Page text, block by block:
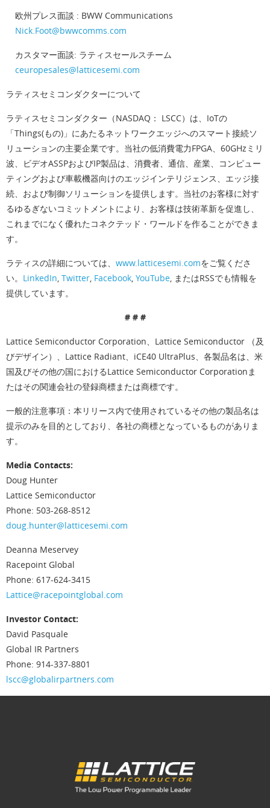
欧州プレス面談 : BWW Communications
Nick.Foot@bwwcomms.com
カスタマー面談: ラティスセールスチーム
ceuropesales@latticesemi.com
ラティスセミコンダクターについて
ラティスセミコンダクター（NASDAQ： LSCC）は、IoTの
「Things(もの)」にあたるネットワークエッジへのスマート接続ソ
リューションの主要企業です。当社の低消費電力FPGA、60GHzミリ
波、ビデオASSPおよびIP製品は、消費者、通信、産業、コンピュー
ティングおよび車載機器向けのエッジインテリジェンス、エッジ接
続、および制御ソリューションを提供します。当社のお客様に対す
るゆるぎないコミットメントにより、お客様は技術革新を促進し、
これまでになく優れたコネクテッド・ワールドを作ることができま
す。
ラティスの詳細については、 www.latticesemi.comをご覧くださ
い。 LinkedIn, Twitter, Facebook, YouTube, またはRSSでも情報を
提供しています。
# # #
Lattice Semiconductor Corporation、Lattice Semiconductor （及
びデザイン）、Lattice Radiant、iCE40 UltraPlus、各製品名は、米
国及びその他の国におけるLattice Semiconductor Corporationま
たはその関連会社の登録商標または商標です。
一般的注意事項：本リリース内で使用されているその他の製品名は
提示のみを目的としており、各社の商標となっているものがありま
す。
Media Contacts:
Doug Hunter
Lattice Semiconductor
Phone: 503-268-8512
doug.hunter@latticesemi.com
Deanna Meservey
Racepoint Global
Phone: 617-624-3415
Lattice@racepointglobal.com
Investor Contact:
David Pasquale
Global IR Partners
Phone: 914-337-8801
lscc@globalirpartners.com